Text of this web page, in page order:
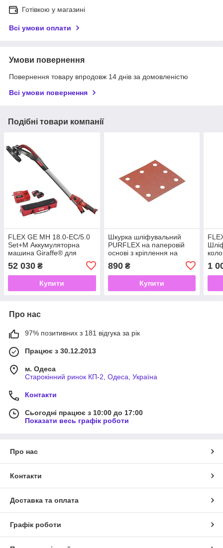
Готівкою у магазині
Всі умови оплати
Умови повернення
Повернення товару впродовж 14 днів за домовленістю
Всі умови повернення
Подібні товари компанії
FLEX GE MH 18.0-EC/5.0
Set+M Аккумуляторна
машина Giraffe® для
шліфування стін і стелі з
мінними головами
52 030 ₴
Купити
Шкурка шліфувальний
PURFLEX на паперовій
основі з кріплення на
PU-P100 VE25
890₴
Купити
1
Про нас
97% позитивних з 181 відгука за рік
Працює з 30.12.2013
м. Одеса
Старокінний ринок КП-2, Одеса, Україна
Контакти
Сьогодні працює з 10:00 до 17:00
Показати весь графік роботи
Про нас
Контакти
Доставка та оплата
Графік роботи